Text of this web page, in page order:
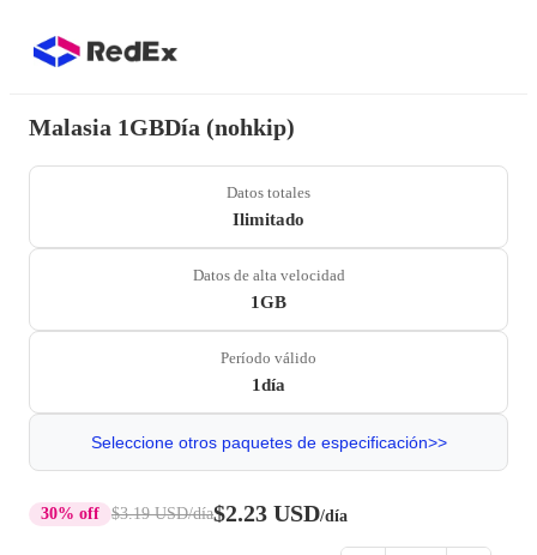
Malasia 1GBDía (nohkip)
Datos totales
Ilimitado
Datos de alta velocidad
1GB
Período válido
1día
Seleccione otros paquetes de especificación>>
30% off $3.19 USD/día$2.23 USD/día